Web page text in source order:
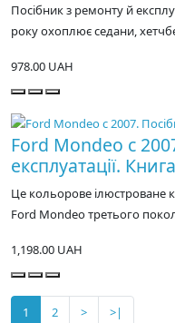
Посібник з ремонту й
року охоплює седани,
978.00 UAH
Ford Mondeo с
експлуатації. Книга
Це кольорове ілюстроване
Ford Mondeo третього
1,198.00 UAH
1 2 > >|